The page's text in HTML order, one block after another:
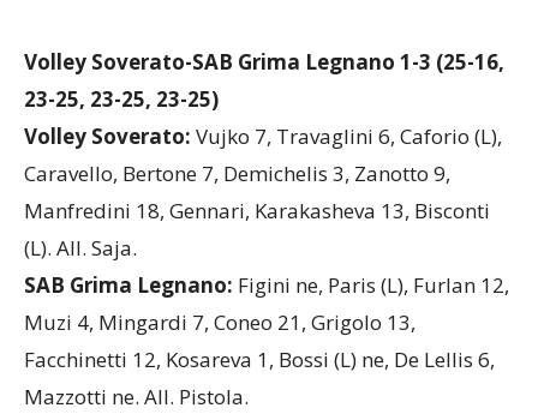
Volley Soverato-SAB Grima Legnano 1-3 (25-16,
23-25, 23-25, 23-25)
Volley Soverato: Vujko 7, Travaglini 6, Caforio (L),
Caravello, Bertone 7, Demichelis 3, Zanotto 9,
Manfredini 18, Gennari, Karakasheva 13, Bisconti
(L). All. Saja.
SAB Grima Legnano: Figini ne, Paris (L), Furlan 12,
Muzi 4, Mingardi 7, Coneo 21, Grigolo 13,
Facchinetti 12, Kosareva 1, Bossi (L) ne, De Lellis 6,
Mazzotti ne. All. Pistola.